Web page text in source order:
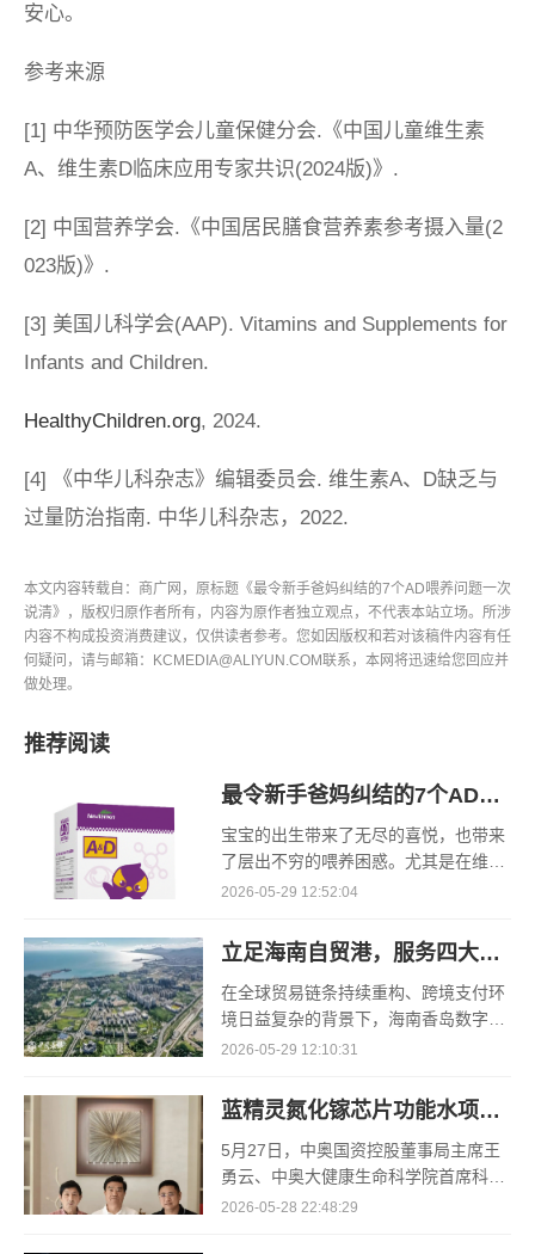
安心。
参考来源
[1] 中华预防医学会儿童保健分会.《中国儿童维生素
A、维生素D临床应用专家共识(2024版)》.
[2] 中国营养学会.《中国居民膳食营养素参考摄入量(2
023版)》.
[3] 美国儿科学会(AAP). Vitamins and Supplements for
Infants and Children.
HealthyChildren.org, 2024.
[4] 《中华儿科杂志》编辑委员会. 维生素A、D缺乏与
过量防治指南. 中华儿科杂志，2022.
本文内容转载自：商广网，原标题《最令新手爸妈纠结的7个AD喂养问题一次
说清》，版权归原作者所有，内容为原作者独立观点，不代表本站立场。所涉
内容不构成投资消费建议，仅供读者参考。您如因版权和若对该稿件内容有任
何疑问，请与邮箱：KCMEDIA@ALIYUN.COM联系，本网将迅速给您回应并
做处理。
推荐阅读
最令新手爸妈纠结的7个AD喂养问题一次说清
宝宝的出生带来了无尽的喜悦，也带来
了层出不穷的喂养困惑。尤其是在维生
素AD补充这件事上，群里聊得热火朝
说法和说明书上的内容还不
2026-05-29 12:52:04
立足海南自贸港，服务四大新兴市场：海南香岛让真实交易顺畅抵达中国供应链
在全球贸易链条持续重构、跨境支付环
境日益复杂的背景下，海南香岛数字经
济有限公司正以“跨境贸易疑难结算专
稳妥、更高效的结
2026-05-29 12:10:31
蓝精灵氮化镓芯片功能水项目将落地杭州 构建大健康产学研全产业链新格局
5月27日，中奥国资控股董事局主席王
勇云、中奥大健康生命科学院首席科学
家王明华院士、常德集智科技研究院院
2026-05-28 22:48:29